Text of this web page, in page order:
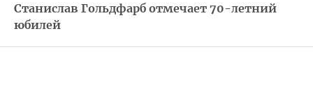
Станислав Гольдфарб отмечает 70-летний
юбилей